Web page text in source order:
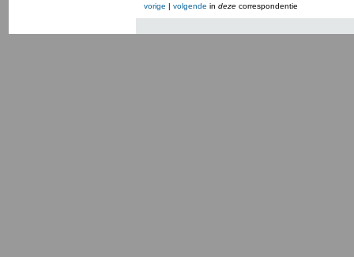
vorige | volgende in deze correspondentie